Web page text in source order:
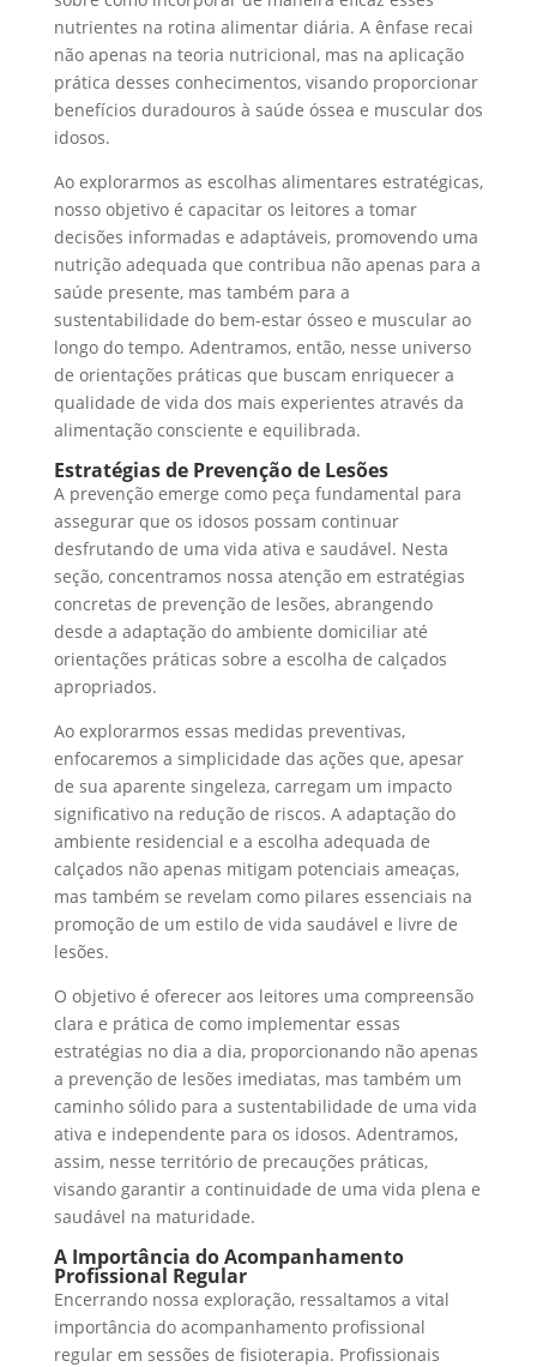
nutrientes na rotina alimentar diária. A ênfase recai
não apenas na teoria nutricional, mas na aplicação
prática desses conhecimentos, visando proporcionar
benefícios duradouros à saúde óssea e muscular dos
idosos.
Ao explorarmos as escolhas alimentares estratégicas,
nosso objetivo é capacitar os leitores a tomar
decisões informadas e adaptáveis, promovendo uma
nutrição adequada que contribua não apenas para a
saúde presente, mas também para a
sustentabilidade do bem-estar ósseo e muscular ao
longo do tempo. Adentramos, então, nesse universo
de orientações práticas que buscam enriquecer a
qualidade de vida dos mais experientes através da
alimentação consciente e equilibrada.
Estratégias de Prevenção de Lesões
A prevenção emerge como peça fundamental para
assegurar que os idosos possam continuar
desfrutando de uma vida ativa e saudável. Nesta
seção, concentramos nossa atenção em estratégias
concretas de prevenção de lesões, abrangendo
desde a adaptação do ambiente domiciliar até
orientações práticas sobre a escolha de calçados
apropriados.
Ao explorarmos essas medidas preventivas,
enfocaremos a simplicidade das ações que, apesar
de sua aparente singeleza, carregam um impacto
significativo na redução de riscos. A adaptação do
ambiente residencial e a escolha adequada de
calçados não apenas mitigam potenciais ameaças,
mas também se revelam como pilares essenciais na
promoção de um estilo de vida saudável e livre de
lesões.
O objetivo é oferecer aos leitores uma compreensão
clara e prática de como implementar essas
estratégias no dia a dia, proporcionando não apenas
a prevenção de lesões imediatas, mas também um
caminho sólido para a sustentabilidade de uma vida
ativa e independente para os idosos. Adentramos,
assim, nesse território de precauções práticas,
visando garantir a continuidade de uma vida plena e
saudável na maturidade.
A Importância do Acompanhamento
Profissional Regular
Encerrando nossa exploração, ressaltamos a vital
importância do acompanhamento profissional
regular em sessões de fisioterapia. Profissionais